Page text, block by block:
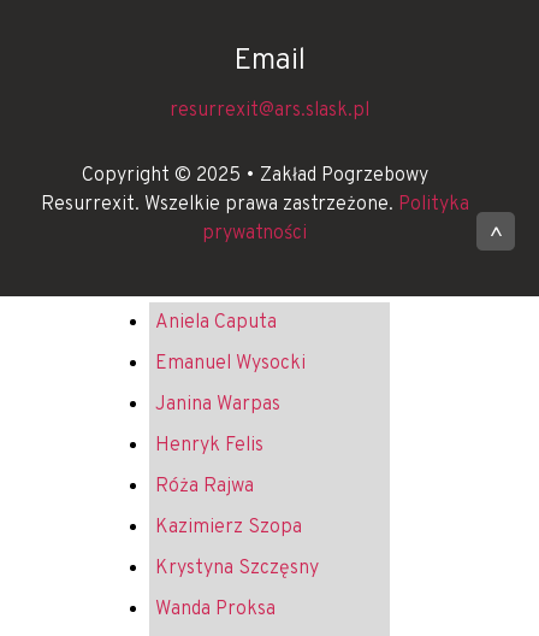
Email
resurrexit@ars.slask.pl
Copyright © 2025 • Zakład Pogrzebowy
Resurrexit. Wszelkie prawa zastrzeżone. Polityka
prywatności
^
Aniela Caputa
Emanuel Wysocki
Janina Warpas
Henryk Felis
Róża Rajwa
Kazimierz Szopa
Krystyna Szczęsny
Wanda Proksa